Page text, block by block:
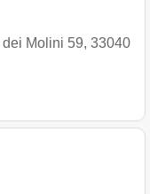
Molini 59, 33040